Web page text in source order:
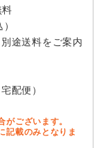
途送料をご案内
配便）
ございます。
記載のみとなりま